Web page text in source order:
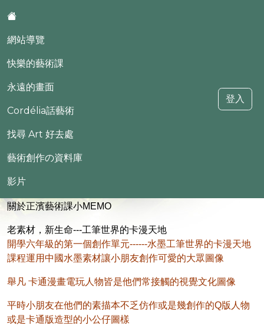
網站導覽
快樂的藝術課
永遠的畫面
Cordélia話藝術
找尋 Art 好去處
藝術創作の資料庫
影片
登入
Cordélia の正濱-藝術工作室
藝術教學庫
關於正濱藝術課小MEMO
老素材，新生命---工筆世界的卡漫天地
開學六年級的第一個創作單元------水墨工筆世界的卡漫天地
課程運用中國水墨素材讓小朋友創作可愛的大眾圖像
舉凡 卡通漫畫電玩人物皆是他們常接觸的視覺文化圖像
平時小朋友在他們的素描本不乏仿作或是幾創作的Q版人物
或是卡通版造型的小公仔圖樣